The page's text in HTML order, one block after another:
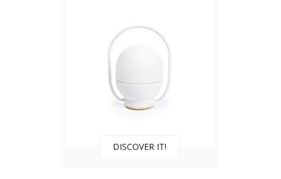
DISCOVER IT!